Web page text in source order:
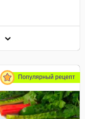
Популярный рецепт